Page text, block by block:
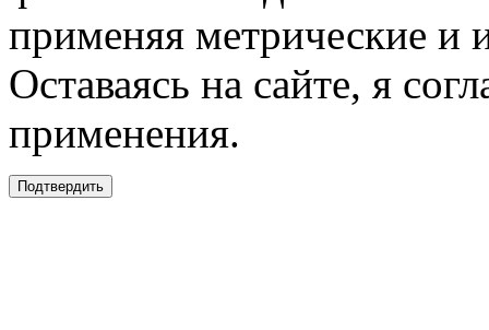
применяя метрические и
Оставаясь на сайте, я
применения.
Подтвердить